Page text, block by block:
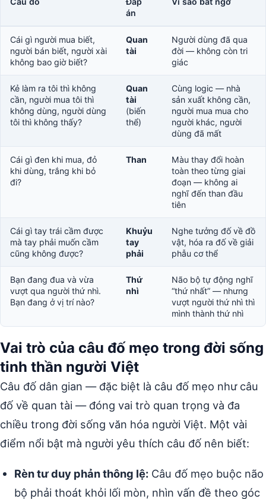
án
Cái gì người mua biết,
người bán biết, người xài
không bao giờ biết?
Quan
tài
Người dùng đã qua
đời — không còn tri
giác
Kẻ làm ra tôi thì không
cần, người mua tôi thì
không dùng, người dùng
tôi thì không thấy?
Quan
tài
(biến
thể)
Cùng logic — nhà
sản xuất không cần,
người mua mua cho
người khác, người
dùng đã mất
Cái gì đen khi mua, đỏ
khi dùng, trắng khi bỏ
đi?
Than
Màu thay đổi hoàn
toàn theo từng giai
đoạn — không ai
nghĩ đến than đầu
tiên
Cái gì tay trái cầm được
mà tay phải muốn cầm
cũng không được?
Khuỷu
tay
phải
Nghe tưởng đố về đồ
vật, hóa ra đố về giải
phẫu cơ thể
Bạn đang đua và vừa
vượt qua người thứ nhì.
Bạn đang ở vị trí nào?
Thứ
nhì
Não bộ tự động nghĩ
“thứ nhất” — nhưng
vượt người thứ nhì thì
mình thành thứ nhì
Vai trò của câu đố mẹo trong đời sống
tinh thần người Việt
Câu đố dân gian — đặc biệt là câu đố mẹo như câu
đố về quan tài — đóng vai trò quan trọng và đa
chiều trong đời sống văn hóa người Việt. Một vài
điểm nổi bật mà người yêu thích câu đố nên biết:
Rèn tư duy phản thông lệ: Câu đố mẹo buộc não
bộ phải thoát khỏi lối mòn, nhìn vấn đề theo góc